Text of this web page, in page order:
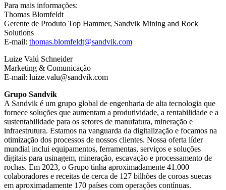
Para mais informações:
Thomas Blomfeldt
Gerente de Produto Top Hammer, Sandvik Mining and Rock
Solutions
E-mail: thomas.blomfeldt@sandvik.com
Luize Valú Schneider
Marketing & Comunicação
E-mail: luize.valu@sandvik.com
Grupo Sandvik
A Sandvik é um grupo global de engenharia de alta tecnologia que
fornece soluções que aumentam a produtividade, a rentabilidade e a
sustentabilidade para os setores de manufatura, mineração e
infraestrutura. Estamos na vanguarda da digitalização e focamos na
otimização dos processos de nossos clientes. Nossa oferta líder
mundial inclui equipamentos, ferramentas, serviços e soluções
digitais para usinagem, mineração, escavação e processamento de
rochas. Em 2023, o Grupo tinha aproximadamente 41.000
colaboradores e receitas de cerca de 127 bilhões de coroas suecas
em aproximadamente 170 países com operações contínuas.